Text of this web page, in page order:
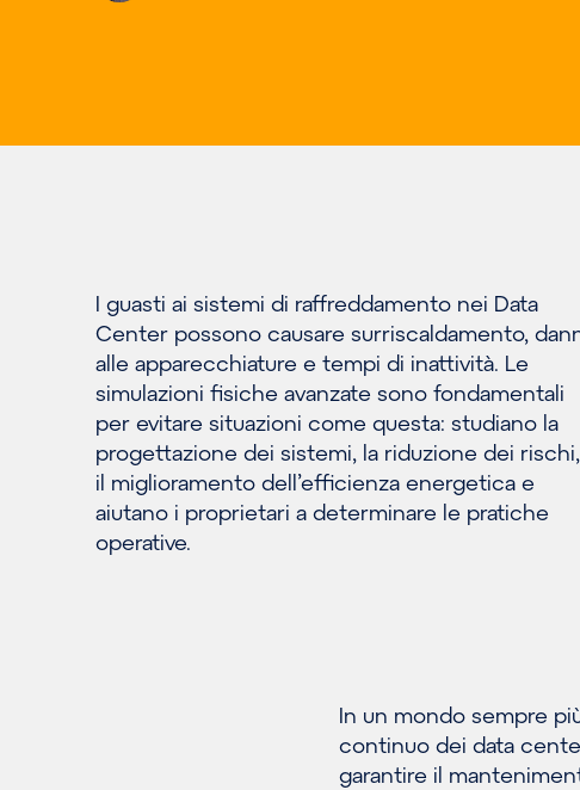
I guasti ai sistemi di raffreddamento nei Data
Center possono causare surriscaldamento,
alle apparecchiature e tempi di inattività. Le
simulazioni fisiche avanzate sono fondamentali
per evitare situazioni come questa: studiano la
progettazione dei sistemi, la riduzione dei rischi,
il miglioramento dell’efficienza energetica e
aiutano i proprietari a determinare le pratiche
operative.
In un mondo sempre
continuo dei data
garantire il